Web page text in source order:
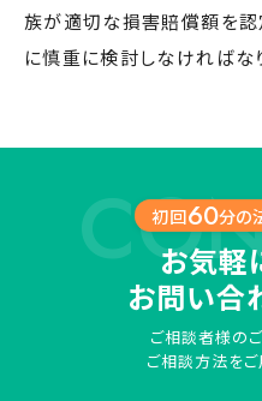
族が適切な損害賠償額を認
に慎重に検討しなければな
初回60分の
お気軽
お問い合
ご相談者様の
ご相談方法をご